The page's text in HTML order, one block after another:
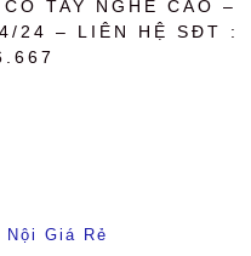
TAY NGHỀ CAO –
24 – LIÊN HỆ SĐT :
Giá Rẻ